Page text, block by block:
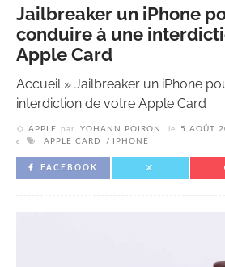
Jailbreaker un iPhone
conduire à une
Apple Card
Accueil» Jailbreaker un iPhone
interdiction de votre Apple Card
APPLE par YOHANN POIRON le
5 AOÛT
APPLE CARD
IPHONE
FACEBOOK